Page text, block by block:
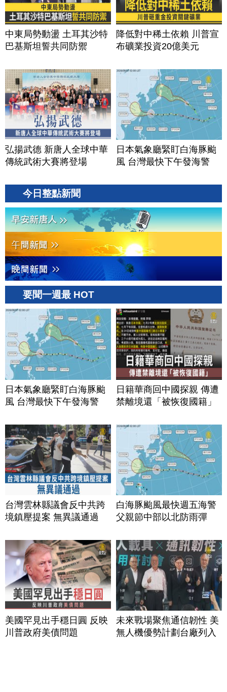
中東局勢動盪 土耳其沙特
巴基斯坦誓共同防禦
降低對中稀土依賴 川普宣
布礦業投資20億美元
弘揚武德 新唐人全球中華
傳統武術大賽將登場
日本氣象廳緊盯白海豚颱
風 台灣最快下午發海警
今日整點新聞
要聞一週最 HOT
日本氣象廳緊盯白海豚颱
風 台灣最快下午發海警
日籍華商回中國探親 傳遭
禁離境還「被恢復國籍」
台灣雲林縣議會反中共跨
境鎮壓提案 無異議通過
白海豚颱風最快週五海警
父親節中部以北防雨彈
美國罕見出手穩日圓 反映
川普政府美債問題
未來戰場聚焦通信韌性 美
無人機優勢計劃台廠列入